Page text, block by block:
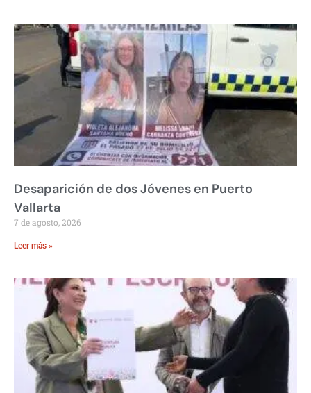
Desaparición de dos Jóvenes en Puerto
Vallarta
7 de agosto, 2026
Leer más »